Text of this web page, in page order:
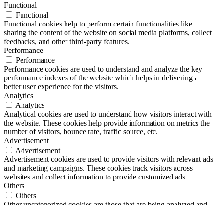
Functional
Functional
Functional cookies help to perform certain functionalities like
sharing the content of the website on social media platforms, collect
feedbacks, and other third-party features.
Performance
Performance
Performance cookies are used to understand and analyze the key
performance indexes of the website which helps in delivering a
better user experience for the visitors.
Analytics
Analytics
Analytical cookies are used to understand how visitors interact with
the website. These cookies help provide information on metrics the
number of visitors, bounce rate, traffic source, etc.
Advertisement
Advertisement
Advertisement cookies are used to provide visitors with relevant ads
and marketing campaigns. These cookies track visitors across
websites and collect information to provide customized ads.
Others
Others